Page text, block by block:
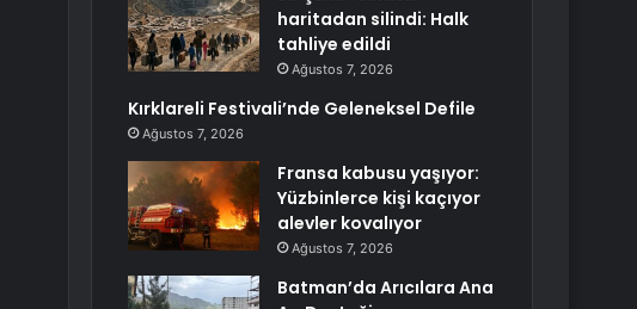
haritadan silindi: Halk
tahliye edildi
Ağustos 7, 2026
Kırklareli Festivali’nde Geleneksel Defile
Ağustos 7, 2026
Fransa kabusu yaşıyor:
Yüzbinlerce kişi kaçıyor
alevler kovalıyor
Ağustos 7, 2026
Batman’da Arıcılara Ana